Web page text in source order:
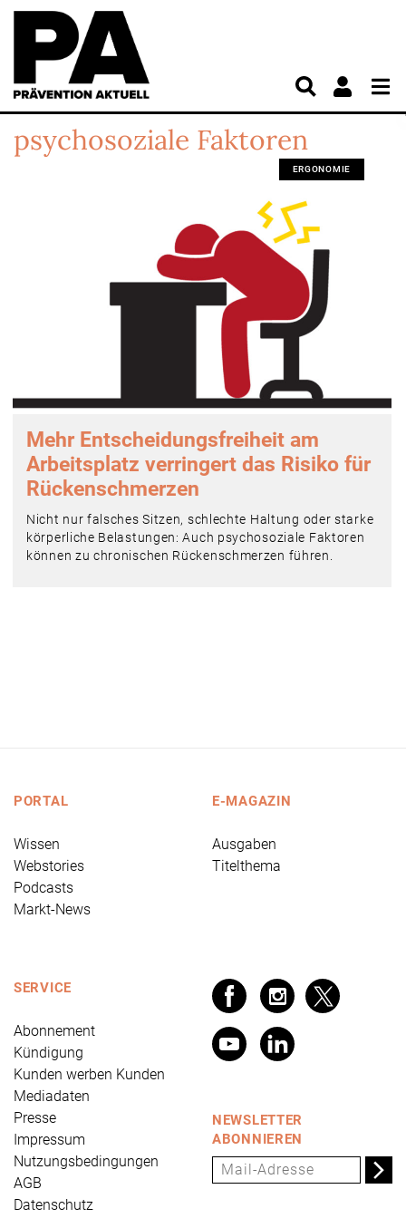
psychosoziale Faktoren
ERGONOMIE
Mehr Entscheidungsfreiheit am
Arbeitsplatz verringert das Risiko für
Rückenschmerzen
Nicht nur falsches Sitzen, schlechte Haltung oder starke
körperliche Belastungen: Auch psychosoziale Faktoren
können zu chronischen Rückenschmerzen führen.
PORTAL
Wissen
Webstories
Podcasts
Markt-News
E-MAGAZIN
Ausgaben
Titelthema
SERVICE
Abonnement
Kündigung
Kunden werben Kunden
Mediadaten
Presse
Impressum
Nutzungsbedingungen
AGB
Datenschutz
NEWSLETTER
ABONNIEREN